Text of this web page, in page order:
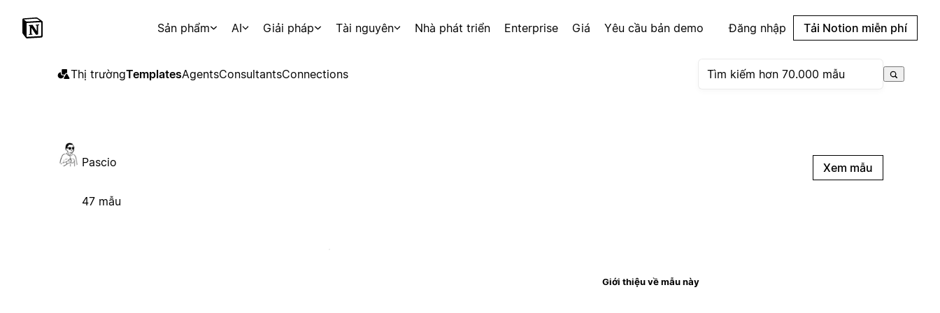
Sản phẩm AI Giải pháp Tài nguyên Nhà phát triển Enterprise Giá Yêu cầu bản demo Đăng nhập Tải Notion miễn phí
Thị trườngTemplatesAgentsConsultantsConnections
Pascio
47 mẫu
Xem mẫu
Giới thiệu về mẫu này